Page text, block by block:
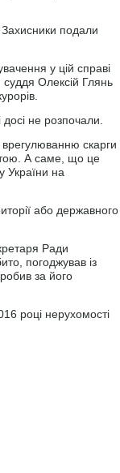
подали
у цій справі
Олексій Глянь
не розпочали.
скарги
А саме, що це
України на
або державного
Ради
погоджував із
за його
році нерухомості